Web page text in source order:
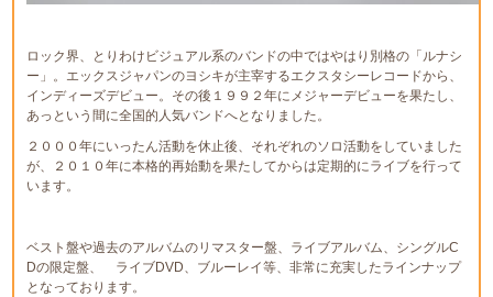
ロック界、とりわけビジュアル系のバンドの中ではやはり別格の「ルナシ
ー」。エックスジャパンのヨシキが主宰するエクスタシーレコードから、
インディーズデビュー。その後１９９２年にメジャーデビューを果たし、
あっという間に全国的人気バンドへとなりました。
２０００年にいったん活動を休止後、それぞれのソロ活動をしていました
が、２０１０年に本格的再始動を果たしてからは定期的にライブを行って
います。
ベスト盤や過去のアルバムのリマスター盤、ライブアルバム、シングルC
Dの限定盤、 ライブDVD、ブルーレイ等、非常に充実したラインナップ
となっております。